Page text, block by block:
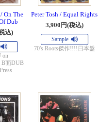
On The
Dub
込)
on
B面DUB
Peter Tosh / Equal Rights
3,900円(税込)
Sample
70's Roots傑作!!!!日本盤